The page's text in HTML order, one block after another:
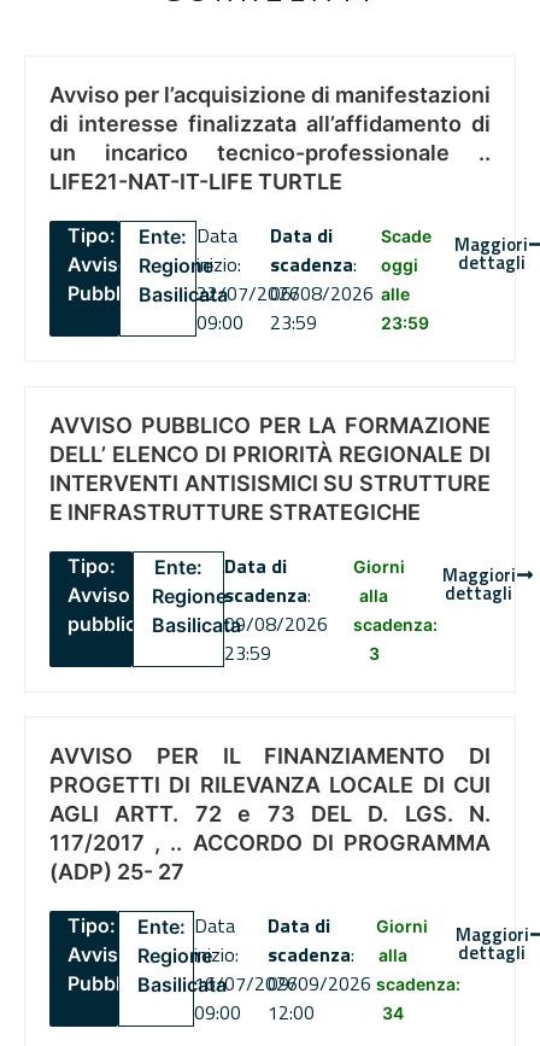
Avviso per l’acquisizione di manifestazioni
di interesse finalizzata all’affidamento di
un incarico tecnico-professionale ..
LIFE21-NAT-IT-LIFE TURTLE
Tipo:
Avviso
Pubblico
Ente:
Regione
Basilicata
Data
inizio:
22/07/2026
09:00
Data di
scadenza:
06/08/2026
23:59
Scade
oggi
alle
23:59
Maggiori
dettagli
AVVISO PUBBLICO PER LA FORMAZIONE
DELL’ ELENCO DI PRIORITÀ REGIONALE DI
INTERVENTI ANTISISMICI SU STRUTTURE
E INFRASTRUTTURE STRATEGICHE
Tipo:
Avviso
pubblico
Ente:
Regione
Basilicata
Data di
scadenza:
09/08/2026
23:59
Giorni
alla
scadenza:
3
Maggiori
dettagli
AVVISO PER IL FINANZIAMENTO DI
PROGETTI DI RILEVANZA LOCALE DI CUI
AGLI ARTT. 72 e 73 DEL D. LGS. N.
117/2017 , .. ACCORDO DI PROGRAMMA
(ADP) 25- 27
Tipo:
Avviso
Pubblico
Ente:
Regione
Basilicata
Data
inizio:
16/07/2026
09:00
Data di
scadenza:
09/09/2026
12:00
Giorni
alla
scadenza:
34
Maggiori
dettagli